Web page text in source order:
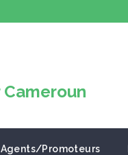
Agents/Promoteurs